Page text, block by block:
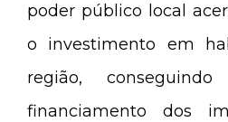
poder público local
o investimento em
região,
financiamento dos